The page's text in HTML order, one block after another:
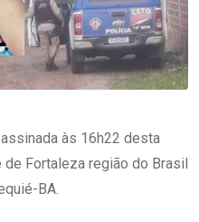
às 16h22 desta
de Fortaleza região do Brasil
BA.